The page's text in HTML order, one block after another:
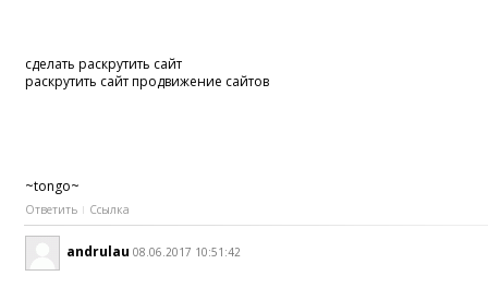
сделать раскрутить сайт
раскрутить сайт продвижение сайтов
~tongo~
Ответить Ссылка
andrulau 08.06.2017 10:51:42